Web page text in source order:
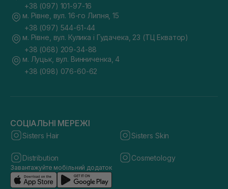
+38 (097) 101-97-16
м. Рівне, вул. 16-го Липня, 15
+38 (097) 544-61-44
м. Рівне, вул. Кулика і Гудачека, 23 (ТЦ Екватор)
+38 (068) 209-34-88
м. Луцьк, вул. Винниченка, 4
+38 (098) 076-60-62
СОЦІАЛЬНІ МЕРЕЖІ
Sisters Hair Sisters Skin
Distribution Cosmetology
Завантажуйте мобільний додаток